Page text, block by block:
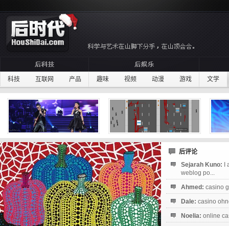
科技 互联网 产品 趣味 视频 动漫 游戏 文学
后评论
Sejarah Kuno:
weblog po...
Ahmed: casino
Dale: casino
Noelia: online